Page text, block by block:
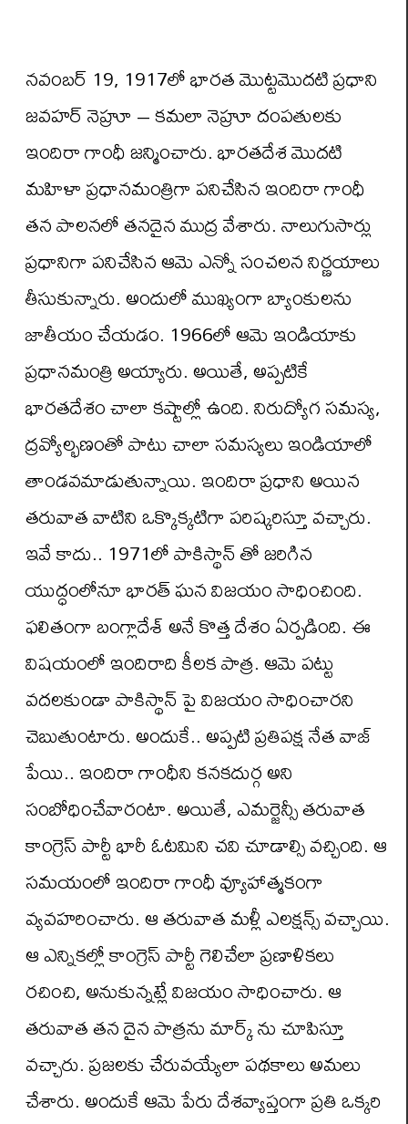
నవంబర్ 19, 1917లో భారత మొట్టమొదటి ప్రధాని
జవహర్ నెహ్రూ – కమలా నెహ్రూ దంపతులకు
ఇందిరా గాంధీ జన్మించారు. భారతదేశ మొదటి
మహిళా ప్రధానమంత్రిగా పనిచేసిన ఇందిరా గాంధీ
తన పాలనలో తనదైన ముద్ర వేశారు. నాలుగుసార్లు
ప్రధానిగా పనిచేసిన ఆమె ఎన్నో సంచలన నిర్ణయాలు
తీసుకున్నారు. అందులో ముఖ్యంగా బ్యాంకులను
జాతీయం చేయడం. 1966లో ఆమె ఇండియాకు
ప్రధానమంత్రి అయ్యారు. అయితే, అప్పటికే
భారతదేశం చాలా కష్టాల్లో ఉంది. నిరుద్యోగ సమస్య,
ద్రవ్యోల్భణంతో పాటు చాలా సమస్యలు ఇండియాలో
తాండవమాడుతున్నాయి. ఇందిరా ప్రధాని అయిన
తరువాత వాటిని ఒక్కొక్కటిగా పరిష్కరిస్తూ వచ్చారు.
ఇవే కాదు.. 1971లో పాకిస్థాన్ తో జరిగిన
యుద్ధంలోనూ భారత్ ఘన విజయం సాధించింది.
ఫలితంగా బంగ్లాదేశ్ అనే కొత్త దేశం ఏర్పడింది. ఈ
విషయంలో ఇందిరాది కీలక పాత్ర. ఆమె పట్టు
వదలకుండా పాకిస్థాన్ పై విజయం సాధించారని
చెబుతుంటారు. అందుకే.. అప్పటి ప్రతిపక్ష నేత వాజ్
పేయి.. ఇందిరా గాంధీని కనకదుర్గ అని
సంబోధించేవారంటా. అయితే, ఎమర్జెన్సీ తరువాత
కాంగ్రెస్ పార్టీ భారీ ఓటమిని చవి చూడాల్సి వచ్చింది. ఆ
సమయంలో ఇందిరా గాంధీ వ్యూహాత్మకంగా
వ్యవహరించారు. ఆ తరువాత మళ్లీ ఎలక్షన్స్ వచ్చాయి.
ఆ ఎన్నికల్లో కాంగ్రెస్ పార్టీ గెలిచేలా ప్రణాళికలు
రచించి, అనుకున్నట్లే విజయం సాధించారు. ఆ
తరువాత తన దైన పాత్రను మార్క్ ను చూపిస్తూ
వచ్చారు. ప్రజలకు చేరువయ్యేలా పథకాలు అమలు
చేశారు. అందుకే ఆమె పేరు దేశవ్యాప్తంగా ప్రతి ఒక్కరి